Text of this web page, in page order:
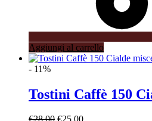
Aggiungi al carrello
- 11%
Tostini Caffè 150
Il
Il